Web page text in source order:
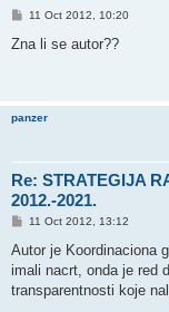
P
s
11 Oct 2012, 10:20
Zna li se autor??
panzer
Re: STRATEGIJA
2012.-2021.
P
s
11 Oct 2012, 13:12
Autor je Koordinaciona
imali nacrt, onda je red
transparentnosti koje